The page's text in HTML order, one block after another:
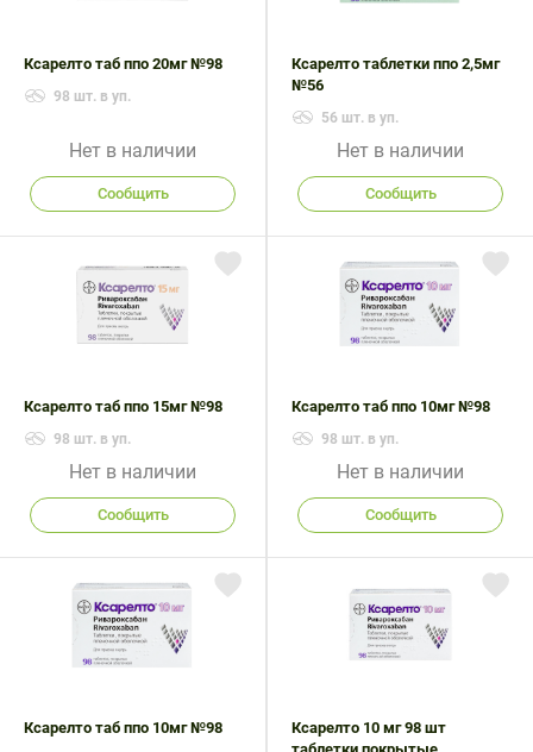
Ксарелто таб ппо 20мг №98
98 шт. в уп.
Нет в наличии
Сообщить
Ксарелто таблетки ппо 2,5мг
№56
56 шт. в уп.
Нет в наличии
Сообщить
Ксарелто таб ппо 15мг №98
98 шт. в уп.
Нет в наличии
Сообщить
Ксарелто таб ппо 10мг №98
98 шт. в уп.
Нет в наличии
Сообщить
Ксарелто таб ппо 10мг №98
Ксарелто 10 мг 98 шт